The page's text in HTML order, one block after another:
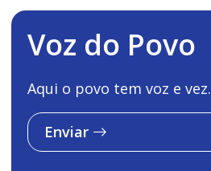
Voz do Povo
Aqui o povo tem voz e vez.
Enviar